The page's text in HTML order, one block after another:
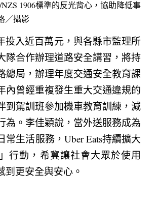
1906標準的反光背心，協助降低事
／攝影
投入近百萬元，與各縣市監理所
隊合作辦理道路安全講習，將持
總局，辦理年度交通安全教育課
內曾經重複發生重大交通違規的
到駕訓班參加機車教育訓練，減
為。李佳穎說，當外送服務成為
常生活服務，Uber Eats持續擴大
行動，希冀讓社會大眾於使用
到更安全與安心。